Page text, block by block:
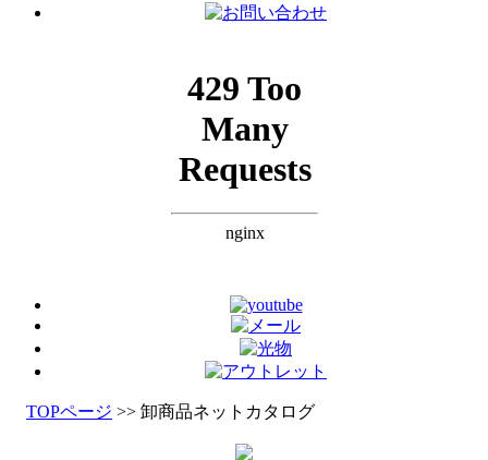
TOPページ >> 卸商品ネットカタログ